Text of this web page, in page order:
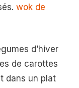
wok de
d’hiver
de carottes
dans un plat